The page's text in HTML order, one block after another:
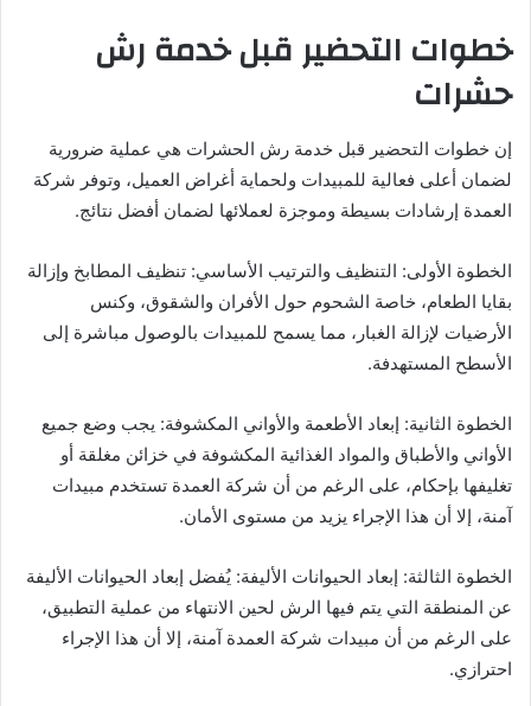
خطوات التحضير قبل خدمة رش
حشرات
إن خطوات التحضير قبل خدمة رش الحشرات هي عملية ضرورية
لضمان أعلى فعالية للمبيدات ولحماية أغراض العميل، وتوفر شركة
العمدة إرشادات بسيطة وموجزة لعملائها لضمان أفضل نتائج.
الخطوة الأولى: التنظيف والترتيب الأساسي: تنظيف المطابخ وإزالة
بقايا الطعام، خاصة الشحوم حول الأفران والشقوق، وكنس
الأرضيات لإزالة الغبار، مما يسمح للمبيدات بالوصول مباشرة إلى
الأسطح المستهدفة.
الخطوة الثانية: إبعاد الأطعمة والأواني المكشوفة: يجب وضع جميع
الأواني والأطباق والمواد الغذائية المكشوفة في خزائن مغلقة أو
تغليفها بإحكام، على الرغم من أن شركة العمدة تستخدم مبيدات
آمنة، إلا أن هذا الإجراء يزيد من مستوى الأمان.
الخطوة الثالثة: إبعاد الحيوانات الأليفة: يُفضل إبعاد الحيوانات الأليفة
عن المنطقة التي يتم فيها الرش لحين الانتهاء من عملية التطبيق،
على الرغم من أن مبيدات شركة العمدة آمنة، إلا أن هذا الإجراء
احترازي.